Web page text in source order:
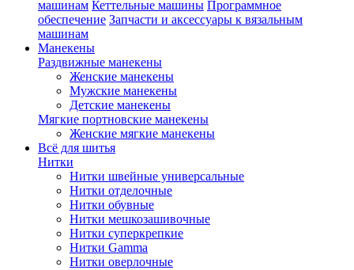
машинам Кеттельные машины Программное
обеспечение Запчасти и аксессуары к вязальным
машинам
Манекены
Раздвижные манекены
Женские манекены
Мужские манекены
Детские манекены
Мягкие портновские манекены
Женские мягкие манекены
Всё для шитья
Нитки
Нитки швейные универсальные
Нитки отделочные
Нитки обувные
Нитки мешкозашивочные
Нитки суперкрепкие
Нитки Gamma
Нитки оверлочные